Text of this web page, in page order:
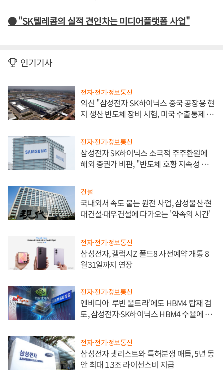
● "SK텔레콤의 실적 견인차는 미디어플랫폼 사업"
인기기사
전자·전기·정보통신
외신 "삼성전자 SK하이닉스 중국 공장용 현
지 생산 반도체 장비 시험, 미국 수출통제 대
전자·전기·정보통신
삼성전자 SK하이닉스 소극적 주주환원에
해외 증권가 비판, "반도체 호황 지속성 의
건설
국내외서 속도 붙는 원전 사업, 삼성물산·현
대건설·대우건설에 다가오는 '약속의 시간'
전자·전기·정보통신
삼성전자, 갤럭시Z 폴드8 사전예약 개통 8
월31일까지 연장
전자·전기·정보통신
엔비디아 '루빈 울트라'에도 HBM4 탑재 검
토, 삼성전자·SK하이닉스 HBM4 수율에 주
전자·전기·정보통신
삼성전자 넷리스트와 특허분쟁 매듭, 5년 동
안 최대 1.3조 라이선스비 지급